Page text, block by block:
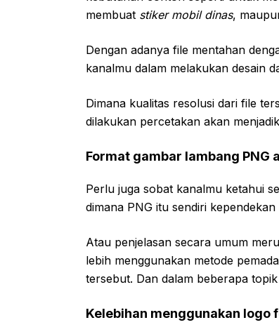
membuat stiker mobil dinas,
Dengan adanya file mentahan
kanalmu dalam melakukan desain
Dimana kualitas resolusi dari file
dilakukan percetakan akan
Format gambar lambang PNG
Perlu juga sobat kanalmu ketahui
dimana PNG itu sendiri
Atau penjelasan secara umum
lebih menggunakan metode
tersebut. Dan dalam beberapa
Kelebihan menggunakan logo